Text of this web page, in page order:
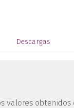
Descargas
valores